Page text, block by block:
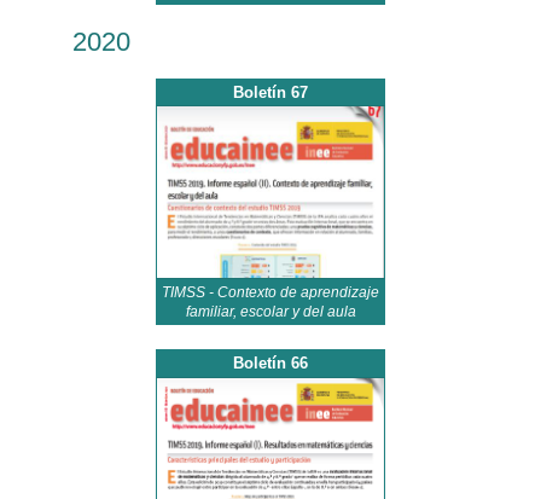
2020
Boletín 67
TIMSS - Contexto de aprendizaje
familiar, escolar y del aula
Boletín 66